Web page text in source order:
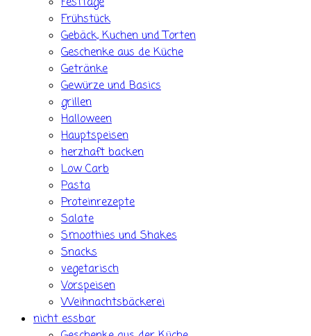
Frühstück
Gebäck, Kuchen und Torten
Geschenke aus de Küche
Getränke
Gewürze und Basics
grillen
Halloween
Hauptspeisen
herzhaft backen
Low Carb
Pasta
Proteinrezepte
Salate
Smoothies und Shakes
Snacks
vegetarisch
Vorspeisen
Weihnachtsbäckerei
nicht essbar